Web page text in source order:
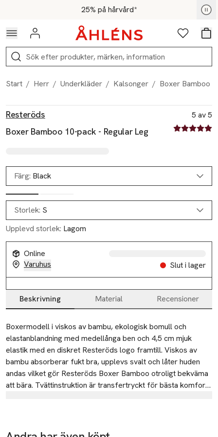
Hoppa till navigationsmenyn25% på hårvård*
För medlemmar - Shoppa nu
Logga in Favoriter
Sök
Start / Herr / Underkläder / Kalsonger / Boxer Bamboo
Resteröds
Boxer Bamboo 10-pack - Regular Leg
5 av 5
5 av fem
Färg: Black
Storlek: S
Upplevd storlek: Lagom
Online
Varuhus
Slut i lager
Beskrivning Material Recensioner
Beskrivning
Boxermodell i viskos av bambu, ekologisk bomull och
elastanblandning med medellånga ben och 4,5 cm mjuk
elastik med en diskret Resteröds logo framtill. Viskos av
bambu absorberar fukt bra, upplevs svalt och låter huden
andas vilket gör Resteröds Boxer Bamboo otroligt bekväma
att bära. Tvättinstruktion är transfertryckt för bästa komfort.
Bornholmsvej 1